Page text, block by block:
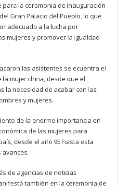
la ceremonia de inauguración
Gran Palacio del Pueblo, lo que
adecuado a la lucha por
mujeres y promover la igualdad
las asistentes se ecuentra el
mujer china, desde que el
la necesidad de acabar con las
y mujeres.
de la enorme importancia en
de las mujeres para
desde el año 95 hasta esta
de agencias de noticias
también en la ceremonia de